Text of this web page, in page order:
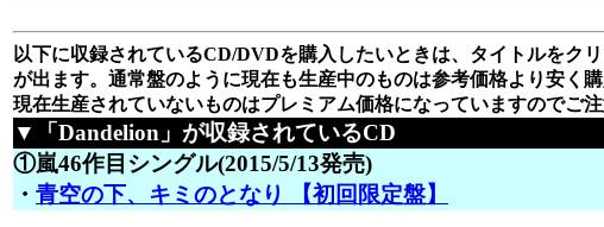
以下に収録されているCD/DVDを購入したいときは、タイトルをク
が出ます。通常盤のように現在も生産中のものは参考価格より安く
現在生産されていないものはプレミアム価格になっていますのでご注
▼「Dandelion」が収録されているCD
①嵐46作目シングル(2015/5/13発売)
・ 青空の下、キミのとなり 【初回限定盤】